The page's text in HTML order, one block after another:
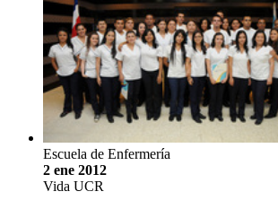
Escuela de Enfermería
2 ene 2012
Vida UCR